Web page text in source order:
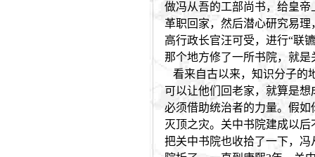
做冯从吾的工部尚书，给皇帝
革职回家，然后潜心研究易
高行政长官汪可受，进行“联
那个地方修了一所书院，就是
看来自古以来，知识分子的
可以让他们回老家，就算是
必须借助统治者的力量。假
灭顶之灾。关中书院建成以
把关中书院也收拾了一下，